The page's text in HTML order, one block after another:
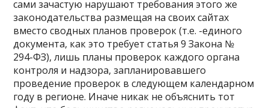
сами зачастую нарушают требования этого же
законодательства размещая на своих сайтах
вместо сводных планов проверок (т.е. -единого
документа, как это требует статья 9 Закона №
294-ФЗ), лишь планы проверок каждого органа
контроля и надзора, запланировавшего
проведение проверок в следующем календарном
году в регионе. Иначе никак не объяснить тот